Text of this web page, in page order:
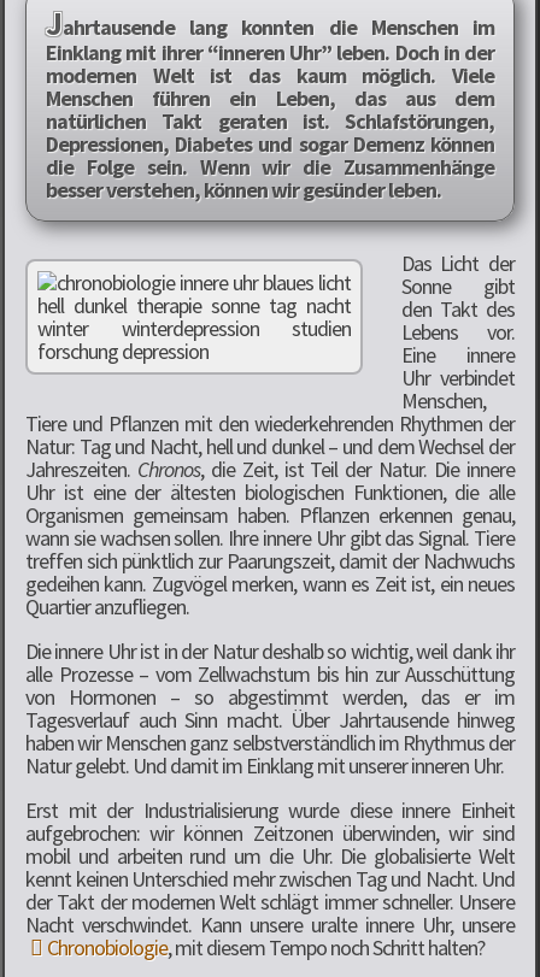
Jahrtausende lang konnten die Menschen im
Einklang mit ihrer “inneren Uhr” leben. Doch in der
modernen Welt ist das kaum möglich. Viele
Menschen führen ein Leben, das aus dem
natürlichen Takt geraten ist. Schlafstörungen,
Depressionen, Diabetes und sogar Demenz können
die Folge sein. Wenn wir die Zusammenhänge
besser verstehen, können wir gesünder leben.
Das Licht der
Sonne gibt
den Takt des
Lebens vor.
Eine innere
Uhr verbindet
Menschen,
Tiere und Pflanzen mit den wiederkehrenden Rhythmen der
Natur: Tag und Nacht, hell und dunkel – und dem Wechsel der
Jahreszeiten. Chronos, die Zeit, ist Teil der Natur. Die innere
Uhr ist eine der ältesten biologischen Funktionen, die alle
Organismen gemeinsam haben. Pflanzen erkennen genau,
wann sie wachsen sollen. Ihre innere Uhr gibt das Signal. Tiere
treffen sich pünktlich zur Paarungszeit, damit der Nachwuchs
gedeihen kann. Zugvögel merken, wann es Zeit ist, ein neues
Quartier anzufliegen.
Die innere Uhr ist in der Natur deshalb so wichtig, weil dank ihr
alle Prozesse – vom Zellwachstum bis hin zur Ausschüttung
von Hormonen – so abgestimmt werden, das er im
Tagesverlauf auch Sinn macht. Über Jahrtausende hinweg
haben wir Menschen ganz selbstverständlich im Rhythmus der
Natur gelebt. Und damit im Einklang mit unserer inneren Uhr.
Erst mit der Industrialisierung wurde diese innere Einheit
aufgebrochen: wir können Zeitzonen überwinden, wir sind
mobil und arbeiten rund um die Uhr. Die globalisierte Welt
kennt keinen Unterschied mehr zwischen Tag und Nacht. Und
der Takt der modernen Welt schlägt immer schneller. Unsere
Nacht verschwindet. Kann unsere uralte innere Uhr, unsere
Chronobiologie, mit diesem Tempo noch Schritt halten?